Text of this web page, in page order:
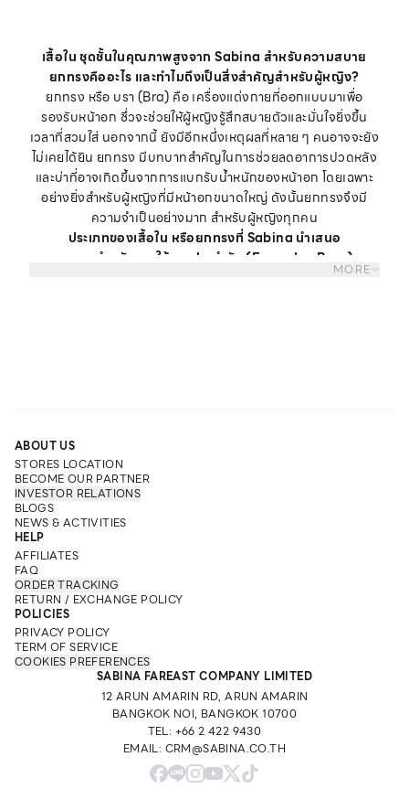
เสื้อใน ชุดชั้นในคุณภาพสูงจาก Sabina สำหรับความสบาย
ยกทรงคืออะไร และทำไมถึงเป็นสิ่งสำคัญสำหรับผู้หญิง?
ยกทรง หรือ บรา (Bra) คือ เครื่องแต่งกายที่ออกแบบมาเพื่อ
รองรับหน้าอก ซึ่วจะช่วยให้ผู้หญิงรู้สึกสบายตัวและมั่นใจยิ่งขึ้น
เวลาที่สวมใส่ นอกจากนี้ ยังมีอีกหนึ่งเหตุผลที่หลาย ๆ คนอาจจะยัง
ไม่เคยได้ยิน ยกทรง มีบทบาทสำคัญในการช่วยลดอาการปวดหลัง
และบ่าที่อาจเกิดขึ้นจากการแบกรับน้ำหนักของหน้าอก โดยเฉพาะ
อย่างยิ่งสำหรับผู้หญิงที่มีหน้าอกขนาดใหญ่ ดังนั้นยกทรงจึงมี
ความจำเป็นอย่างมาก สำหรับผู้หญิงทุกคน
ประเภทของเสื้อใน หรือยกทรงที่ Sabina นำเสนอ
ยกทรงสำหรับการใช้งานประจำวัน (Everyday Bras)
ยกทรงสำหรับการใช้งานประจำวัน ถูกออกแบบมาเพื่อความสบาย
ยกทรงสปอร์ต (Sports Bras) สำหรับการออกกำลังกาย
ยกทรงสปอร์ต เป็นสิ่งสำคัญสำหรับผู้หญิงที่ชื่นชอบการออกกำลัง
กาย เพราะมีความกระชับ และช่วยลดการเคลื่อนไหวของหน้าอก
ขณะออกกำลังกาย ซึ่งอาจทำให้เกิดอาการเจ็บปวด ไม่สบายตัว
ยกทรงเสริมทรง (Push-up Bras) เพื่อเพิ่มความมั่นใจ
ยกทรงเสริมทรง เป็นตัวเลือกที่ผู้หญิงให้ความนิยม โดยเฉพาะผู้
หญิงที่ต้องการเพิ่มความมั่นใจให้กับรูปร่างของตนเอง โดยยกทรง
ชนิดนี้ จะช่วยยกกระชับและเพิ่มขนาดหน้าอก ทำให้หน้าอกดูอวบอิ่ม
ยกทรงไร้ตะเข็บ (Seamless Bras) สำหรับความสบายสุดๆ
ยกทรงไร้ตะเข็บ ทางเลือกสำหรับผู้หญิงที่ต้องการความสบายใน
การสวมใส่ เพราะผลิตจากผ้าเนื้อนุ่มพิเศษ ไม่มีตะเข็บรอยต่อ ทำให้
ไม่ระคายเคืองผิว เหมาะสำหรับใส่กับเสื้อผ้าที่ต้องแนบเนื้อ เพราะจะ
ไม่เห็นรอยตะเข็บของยกทรง
วิธีการเลือกยกทรงที่เหมาะสมกับรูปร่างและความต้องการ
หลักการง่ายๆ ในการเลือกยกทรงที่ใช่หลักการง่ายๆ ในการ
MORE
ABOUT US
STORES LOCATION
BECOME OUR PARTNER
INVESTOR RELATIONS
BLOGS
NEWS & ACTIVITIES
HELP
AFFILIATES
FAQ
ORDER TRACKING
RETURN / EXCHANGE POLICY
POLICIES
PRIVACY POLICY
TERM OF SERVICE
COOKIES PREFERENCES
SABINA FAREAST COMPANY LIMITED
12 ARUN AMARIN RD, ARUN AMARIN
BANGKOK NOI, BANGKOK 10700
TEL: +66 2 422 9430
EMAIL: CRM@SABINA.CO.TH